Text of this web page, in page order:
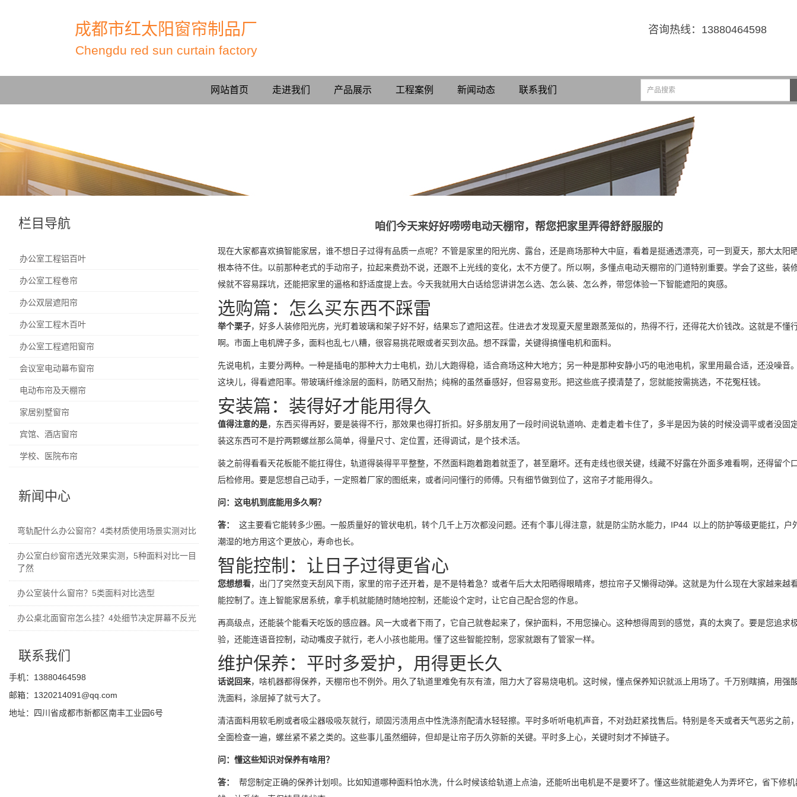
成都市红太阳窗帘制品厂
Chengdu red sun curtain factory
咨询热线： 13880464598
网站首页 走进我们 产品展示 工程案例 新闻动态 联系我们
咱们今天来好好唠唠电动天棚帘，帮您把家里弄得舒舒服服的
现在大家都喜欢搞智能家居，谁不想日子过得有品质一点呢？不管是家里的阳光房、露台，还是商场那种大中庭，看着是挺通透漂亮，可一到夏天，那大太阳
根本待不住。以前那种老式的手动帘子，拉起来费劲不说，还跟不上光线的变化，太不方便了。所以啊，多懂点电动天棚帘的门道特别重要。学会了这些，装
候就不容易踩坑，还能把家里的逼格和舒适度提上去。今天我就用大白话给您讲讲怎么选、怎么装、怎么养，带您体验一下智能遮阳的爽感。
选购篇：怎么买东西不踩雷
举个栗子，好多人装修阳光房，光盯着玻璃和架子好不好，结果忘了遮阳这茬。住进去才发现夏天屋里跟蒸笼似的，热得不行，还得花大价钱改。这就是不懂
啊。市面上电机牌子多，面料也乱七八糟，很容易挑花眼或者买到次品。想不踩雷，关键得搞懂电机和面料。
先说电机，主要分两种。一种是插电的那种大力士电机，劲儿大跑得稳，适合商场这种大地方；另一种是那种安静小巧的电池电机，家里用最合适，还没噪音
这块儿，得看遮阳率。带玻璃纤维涂层的面料，防晒又耐热；纯棉的虽然垂感好，但容易变形。把这些底子摸清楚了，您就能按需挑选，不花冤枉钱。
安装篇：装得好才能用得久
值得注意的是，东西买得再好，要是装得不行，那效果也得打折扣。好多朋友用了一段时间说轨道响、走着走着卡住了，多半是因为装的时候没调平或者没固
装这东西可不是拧两颗螺丝那么简单，得量尺寸、定位置，还得调试，是个技术活。
装之前得看看天花板能不能扛得住，轨道得装得平平整整，不然面料跑着跑着就歪了，甚至磨坏。还有走线也很关键，线藏不好露在外面多难看啊，还得留个
后检修用。要是您想自己动手，一定照着厂家的图纸来，或者问问懂行的师傅。只有细节做到位了，这帘子才能用得久。
问：这电机到底能用多久啊？
答：
这主要看它能转多少圈。一般质量好的管状电机，转个几千上万次都没问题。还有个事儿得注意，就是防尘防水能力，IP44 以上的防护等级更能扛，户
潮湿的地方用这个更放心，寿命也长。
智能控制：让日子过得更省心
您想想看，出门了突然变天刮风下雨，家里的帘子还开着，是不是特着急？或者午后大太阳晒得眼睛疼，想拉帘子又懒得动弹。这就是为什么现在大家越来越
能控制了。连上智能家居系统，拿手机就能随时随地控制，还能设个定时，让它自己配合您的作息。
再高级点，还能装个能看天吃饭的感应器。风一大或者下雨了，它自己就卷起来了，保护面料，不用您操心。这种想得周到的感觉，真的太爽了。要是您追求
验，还能连语音控制，动动嘴皮子就行，老人小孩也能用。懂了这些智能控制，您家就跟有了管家一样。
维护保养：平时多爱护，用得更长久
话说回来，啥机器都得保养，天棚帘也不例外。用久了轨道里难免有灰有渣，阻力大了容易烧电机。这时候，懂点保养知识就派上用场了。千万别瞎搞，用强
洗面料，涂层掉了就亏大了。
清洁面料用软毛刷或者吸尘器吸吸灰就行，顽固污渍用点中性洗涤剂配清水轻轻擦。平时多听听电机声音，不对劲赶紧找售后。特别是冬天或者天气恶劣之前
全面检查一遍，螺丝紧不紧之类的。这些事儿虽然细碎，但却是让帘子历久弥新的关键。平时多上心，关键时刻才不掉链子。
问：懂这些知识对保养有啥用？
答：
帮您制定正确的保养计划呗。比如知道哪种面料怕水洗，什么时候该给轨道上点油，还能听出电机是不是要坏了。懂这些就能避免人为弄坏它，省下修机
栏目导航
办公室工程铝百叶
办公室工程卷帘
办公双层遮阳帘
办公室工程木百叶
办公室工程遮阳窗帘
会议室电动幕布窗帘
电动布帘及天棚帘
家居别墅窗帘
宾馆、酒店窗帘
学校、医院布帘
新闻中心
弯轨配什么办公窗帘？4类材质使用场景实测对比
办公室白纱窗帘透光效果实测，5种面料对比一目
了然
办公室装什么窗帘？5类面料对比选型
办公桌北面窗帘怎么挂？4处细节决定屏幕不反光
联系我们
手机：13880464598
邮箱：1320214091@qq.com
地址：四川省成都市新都区南丰工业园6号